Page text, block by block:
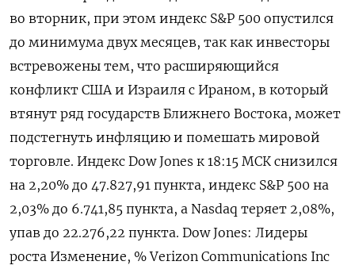
во вторник, при этом индекс S&P 500 опустился
до ‌минимума двух месяцев, так как инвесторы
встревожены тем, что расширяющийся
конфликт США и Израиля с Ираном, ​в который
втянут ​ряд ​государств Ближнего Востока, ⁠может
подстегнуть инфляцию и помешать ‌мировой
торговле. Индекс Dow Jones ‌к 18:15 МСК снизился
на 2,20% ​до 47.827,91 пункта, индекс ‌S&P 500 на
2,03% до ​6.741,85 пункта, а Nasdaq теряет ‌2,08%,
упав до 22.276,22 пункта. Dow Jones: Лидеры
роста Изменение, % Verizon Communications Inc